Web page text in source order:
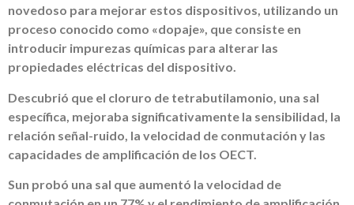
novedoso para mejorar estos dispositivos, utilizando un
proceso conocido como «dopaje», que consiste en
introducir impurezas químicas para alterar las
propiedades eléctricas del dispositivo.
Descubrió que el cloruro de tetrabutilamonio, una sal
específica, mejoraba significativamente la sensibilidad, la
relación señal-ruido, la velocidad de conmutación y las
capacidades de amplificación de los OECT.
Sun probó una sal que aumentó la velocidad de